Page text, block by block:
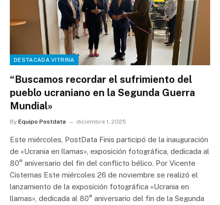
DESTACADA VITRINA
“Buscamos recordar el sufrimiento del
pueblo ucraniano en la Segunda Guerra
Mundial»
By Equipo Postdata diciembre 1, 2025
Este miércoles, PostData Finis participó de la inauguración
de «Ucrania en llamas», exposición fotográfica, dedicada al
80° aniversario del fin del conflicto bélico. Por Vicente
Cisternas Este miércoles 26 de noviembre se realizó el
lanzamiento de la exposición fotográfica «Ucrania en
llamas», dedicada al 80° aniversario del fin de la Segunda